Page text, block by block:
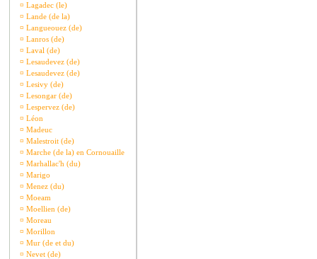
¤ Lagadec (le)
¤ Lande (de la)
¤ Langueouez (de)
¤ Lanros (de)
¤ Laval (de)
¤ Lesaudevez (de)
¤ Lesaudevez (de)
¤ Lesivy (de)
¤ Lesongar (de)
¤ Lespervez (de)
¤ Léon
¤ Madeuc
¤ Malestroit (de)
¤ Marche (de la) en Cornouaille
¤ Marhallac'h (du)
¤ Marigo
¤ Menez (du)
¤ Moeam
¤ Moellien (de)
¤ Moreau
¤ Morillon
¤ Mur (de et du)
¤ Nevet (de)